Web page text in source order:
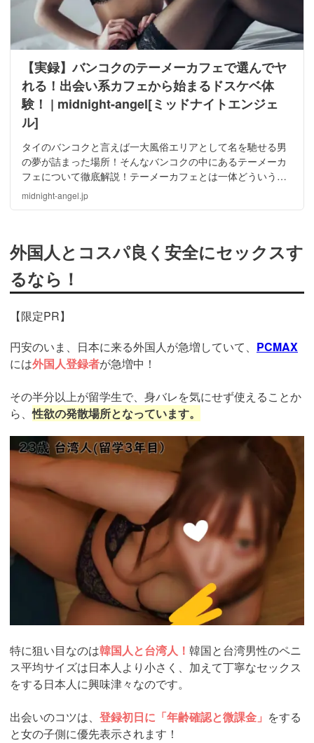
【実録】バンコクのテーメーカフェで選んでヤ
れる！出会い系カフェから始まるドスケベ体
験！ | midnight-angel[ミッドナイトエンジェ
ル]
タイのバンコクと言えば一大風俗エリアとして名を馳せる男
の夢が詰まった場所！そんなバンコクの中にあるテーメーカ
フェについて徹底解説！テーメーカフェとは一体どういうも
のなのか、そして女の子とどういう事が出来るのかを体験談
を交えて徹底的に紹介していきます！
midnight-angel.jp
外国人とコスパ良く安全にセックスす
るなら！
【限定PR】
円安のいま、日本に来る外国人が急増していて、 PCMAX
には外国人登録者が急増中！
その半分以上が留学生で、身バレを気にせず使えることか
ら、性欲の発散場所となっています。
https://pcmax.jp/lp/?
ad_id=rm307152
特に狙い目なのは韓国人と台湾人！ 韓国と台湾男性のペニ
ス平均サイズは日本人より小さく、加えて丁寧なセックス
をする日本人に興味津々なのです。
出会いのコツは、 登録初日に「年齢確認と微課金」 をする
と女の子側に優先表示されます！